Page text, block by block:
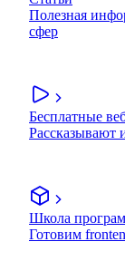
Полезная
сфер
Бесплатные
Рассказывают
Школа
Готовим